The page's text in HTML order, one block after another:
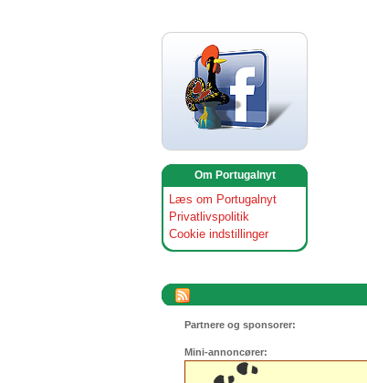
Om Portugalnyt
Læs om Portugalnyt
Privatlivspolitik
Cookie indstillinger
Partnere og sponsorer:
Mini-annoncører: